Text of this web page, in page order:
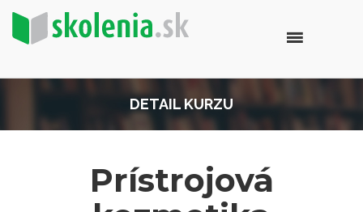
DETAIL KURZU
Prístrojová